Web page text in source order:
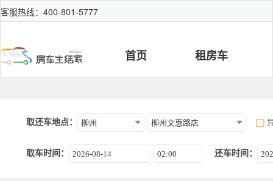
客服热线：400-801-5777
首页 租房车
取还车地点： 柳州 柳州文惠路店
取车时间： 2026-08-14 02:00 还车时间：